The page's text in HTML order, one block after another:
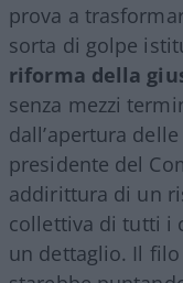
prova a
sorta di golpe
riforma della
senza mezzi
dall’apertura
presidente del
addirittura di un
collettiva di tutti i
un dettaglio. Il